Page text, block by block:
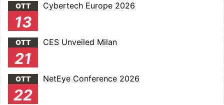
OTT
13
Cybertech Europe 2026
OTT
21
CES Unveiled Milan
OTT
22
NetEye Conference 2026